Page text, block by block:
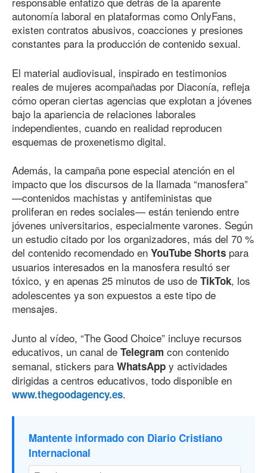
autonomía laboral en plataformas como OnlyFans,
existen contratos abusivos, coacciones y presiones
constantes para la producción de contenido sexual.
El material audiovisual, inspirado en testimonios
reales de mujeres acompañadas por Diaconía, refleja
cómo operan ciertas agencias que explotan a jóvenes
bajo la apariencia de relaciones laborales
independientes, cuando en realidad reproducen
esquemas de proxenetismo digital.
Además, la campaña pone especial atención en el
impacto que los discursos de la llamada “manosfera”
—contenidos machistas y antifeministas que
proliferan en redes sociales— están teniendo entre
jóvenes universitarios, especialmente varones. Según
un estudio citado por los organizadores, más del 70 %
del contenido recomendado en YouTube Shorts para
usuarios interesados en la manosfera resultó ser
tóxico, y en apenas 25 minutos de uso de TikTok, los
adolescentes ya son expuestos a este tipo de
mensajes.
Junto al vídeo, “The Good Choice” incluye recursos
educativos, un canal de Telegram con contenido
semanal, stickers para WhatsApp y actividades
dirigidas a centros educativos, todo disponible en
www.thegoodagency.es.
Mantente informado con Diario Cristiano
Internacional